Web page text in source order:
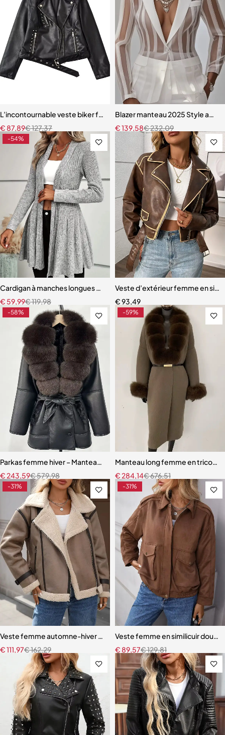
L’incontournable veste biker femme – Le cuir noir revisité pour
€127,37
€ 87,89
Blazer manteau 2025 Style
€232,09
€139,58
-54%
Cardigan à manches longues pour femmes
€119,98
€ 59,99
Veste d’extérieur femme en
€93,49
-58%
Parkas femme hiver – Manteau épais en vraie fourrure de renard et
€579,98
€243,59
-59%
Manteau long femme en tricot –
€676,51
€284,14
-31%
Veste femme automne-hiver en fausse fourrure d’agneau – Style
€162,29
€111,97
-31%
Veste femme en similicuir doux
€129,81
€ 89,57